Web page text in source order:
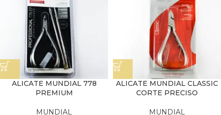
ALICATE MUNDIAL 778
PREMIUM
MUNDIAL
ALICATE MUNDIAL CLASSIC
CORTE PRECISO
MUNDIAL